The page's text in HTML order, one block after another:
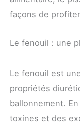
façons de
Le fenouil : une
Le fenouil est
propriétés
ballonnement.
toxines et des